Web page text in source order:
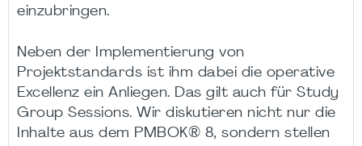
einzubringen.
Neben der Implementierung von
Projektstandards ist ihm dabei die operative
Excellenz ein Anliegen. Das gilt auch für Study
Group Sessions. Wir diskutieren nicht nur die
Inhalte aus dem PMBOK® 8, sondern stellen